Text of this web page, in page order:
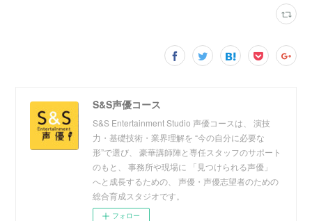
S&S声優コース
S&S Entertainment Studio 声優コースは、 演技
力・基礎技術・業界理解を “今の自分に必要な
形”で選び、 豪華講師陣と専任スタッフのサポート
のもと、 事務所や現場に 「見つけられる声優」
へと成長するための、 声優・声優志望者のための
総合育成スタジオです。
フォロー